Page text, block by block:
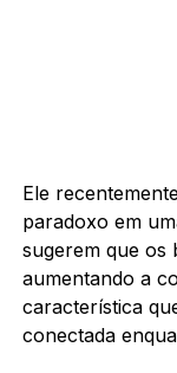
Ele
paradoxo em
sugerem que os
aumentando a
característica
conectada